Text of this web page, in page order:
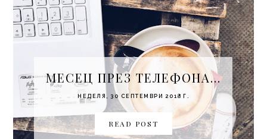
МЕСЕЦ ПРЕЗ ТЕЛЕФОНА...
НЕДЕЛЯ, 30 СЕПТЕМВРИ 2018 Г.
READ POST